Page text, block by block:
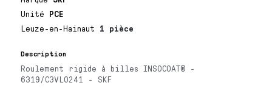
Unité PCE
Leuze-en-Hainaut 1 pièce
Description
Roulement rigide à billes INSOCOAT® -
6319/C3VL0241 - SKF